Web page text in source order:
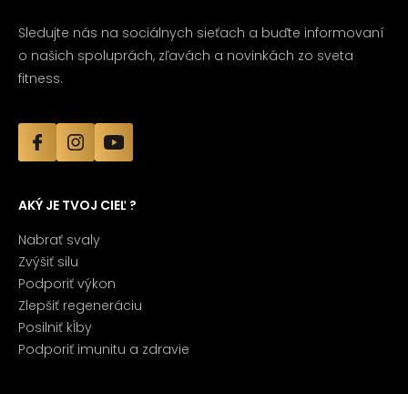
Sledujte nás na sociálnych sieťach a buďte informovaní
o našich spoluprách, zľavách a novinkách zo sveta
fitness.
AKÝ JE TVOJ CIEĽ ?
Nabrať svaly
Zvýšiť silu
Podporiť výkon
Zlepšiť regeneráciu
Posilniť kĺby
Podporiť imunitu a zdravie